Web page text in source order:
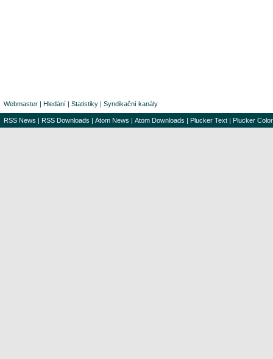
Webmaster | Hledání | Statistiky | Syndikační kanály
RSS News | RSS Downloads | Atom News | Atom Downloads | Plucker Text | Plucker Color